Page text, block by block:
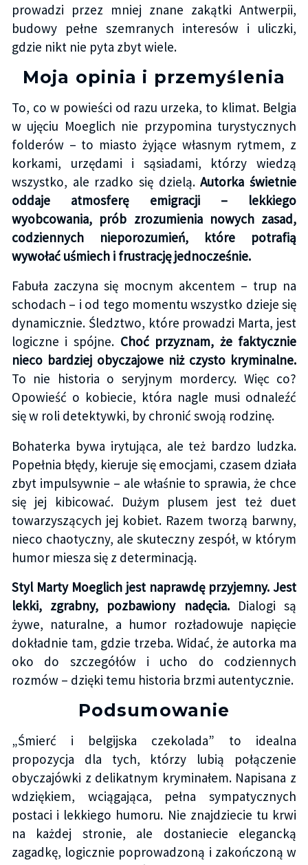
prowadzi przez mniej znane zakątki Antwerpii,
budowy pełne szemranych interesów i uliczki,
gdzie nikt nie pyta zbyt wiele.
Moja opinia i przemyślenia
To, co w powieści od razu urzeka, to klimat. Belgia
w ujęciu Moeglich nie przypomina turystycznych
folderów – to miasto żyjące własnym rytmem, z
korkami, urzędami i sąsiadami, którzy wiedzą
wszystko, ale rzadko się dzielą.Autorka świetnie
oddaje atmosferę emigracji – lekkiego
wyobcowania, prób zrozumienia nowych zasad,
codziennych nieporozumień, które potrafią
wywołać uśmiech i frustrację jednocześnie.
Fabuła zaczyna się mocnym akcentem – trup na
schodach – i od tego momentu wszystko dzieje się
dynamicznie. Śledztwo, które prowadzi Marta, jest
logiczne i spójne. Choć przyznam, że faktycznie
nieco bardziej obyczajowe niż czysto kryminalne.
To nie historia o seryjnym mordercy. Więc co?
Opowieść o kobiecie, która nagle musi odnaleźć
się w roli detektywki, by chronić swoją rodzinę.
Bohaterka bywa irytująca, ale też bardzo ludzka.
Popełnia błędy, kieruje się emocjami, czasem działa
zbyt impulsywnie – ale właśnie to sprawia, że chce
się jej kibicować. Dużym plusem jest też duet
towarzyszących jej kobiet. Razem tworzą barwny,
nieco chaotyczny, ale skuteczny zespół, w którym
humor miesza się z determinacją.
Styl Marty Moeglich jest naprawdę przyjemny. Jest
lekki, zgrabny, pozbawiony nadęcia.Dialogi są
żywe, naturalne, a humor rozładowuje napięcie
dokładnie tam, gdzie trzeba. Widać, że autorka ma
oko do szczegółów i ucho do codziennych
rozmów – dzięki temu historia brzmi autentycznie.
Podsumowanie
„Śmierć i belgijska czekolada” to idealna
propozycja dla tych, którzy lubią połączenie
obyczajówki z delikatnym kryminałem. Napisana z
wdziękiem, wciągająca, pełna sympatycznych
postaci i lekkiego humoru. Nie znajdziecie tu krwi
na każdej stronie, ale dostaniecie elegancką
zagadkę, logicznie poprowadzoną i zakończoną w